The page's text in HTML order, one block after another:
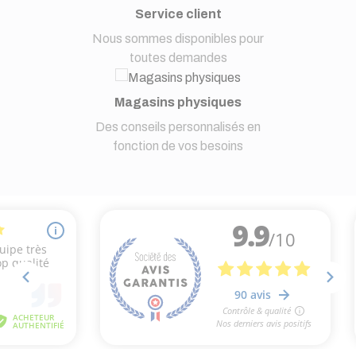
Service client
Nous sommes disponibles pour
toutes demandes
Magasins physiques
Des conseils personnalisés en
fonction de vos besoins